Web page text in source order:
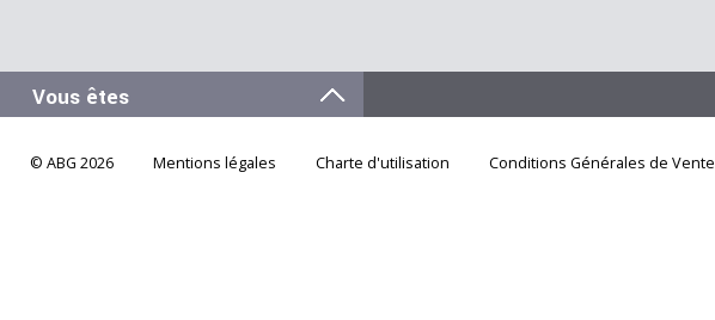
© ABG 2026 Mentions légales Charte d'utilisation Conditions Générales de Vente